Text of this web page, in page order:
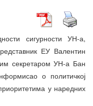
сигурности УН-а,
ЕУ Валентин
секретаром УН-а Бан
о политичкој
у наредних